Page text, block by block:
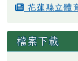
花蓮縣立體
檔案下載